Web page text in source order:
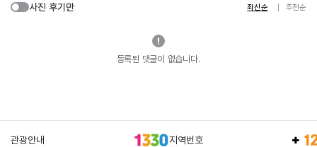
사진 후기만 최신순 추천순
등록된 댓글이 없습니다.
관광안내 지역번호